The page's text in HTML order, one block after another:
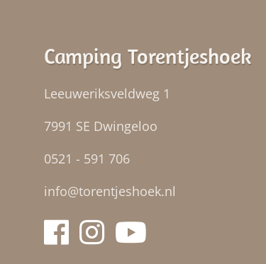
Camping Torentjeshoek
Leeuweriksveldweg 1
7991 SE Dwingeloo
0521 - 591 706
info@torentjeshoek.nl